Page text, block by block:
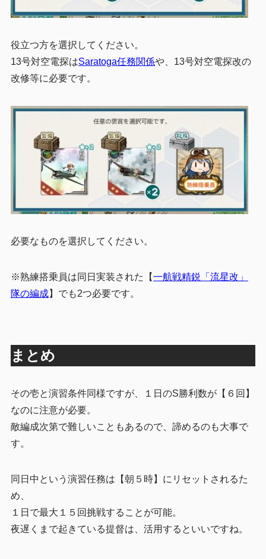
役立つ方を選択してください。
13号対空電探はSaratoga任務関係や、13号対空電探改の
改修等に必要です。
必要なものを選択してください。
※熟練搭乗員は同日実装された【一航戦精鋭「流星改」
隊の編成】でも2つ必要です。
まとめ
その壱と演習条件同様ですが、１日のS勝利数が【６回】
なのに注意が必要。
敵編成次第で難しいこともあるので、諦めるのも大事で
す。
同日中という演習任務は【朝５時】にリセットされるた
め、
１日で最大１５回挑戦することが可能。
夜遅くまで起きている提督は、活用するといいですね。